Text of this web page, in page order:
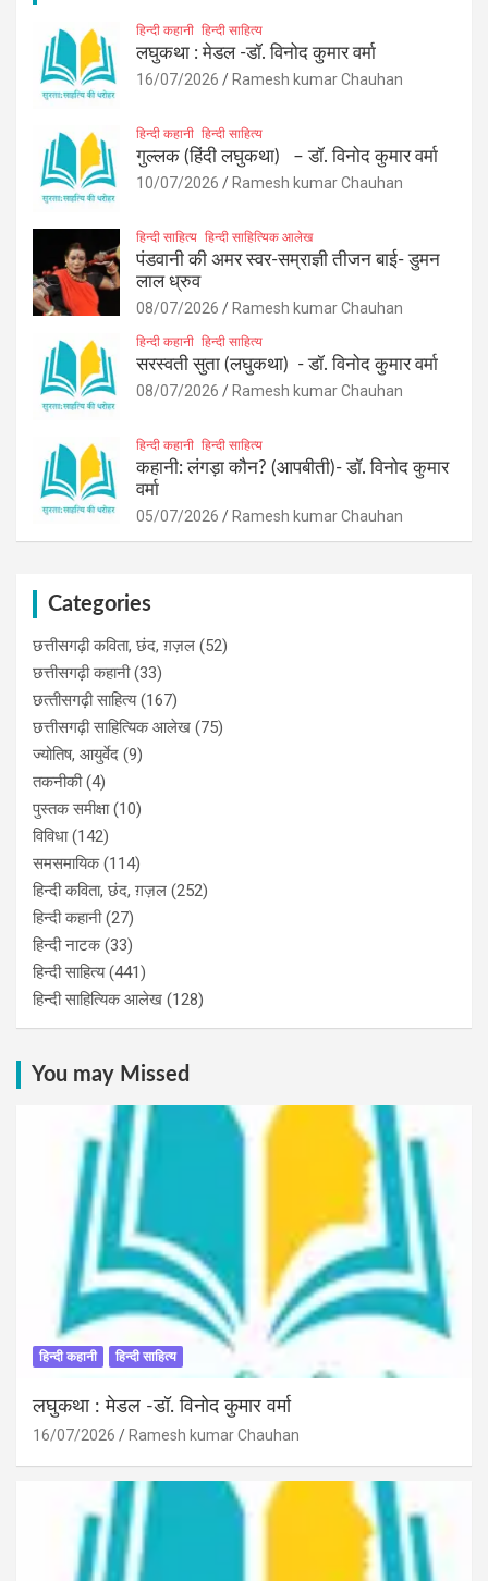
हिन्दी कहानी हिन्दी साहित्य
लघुकथा : मेडल -डॉ. विनोद कुमार वर्मा
16/07/2026 Ramesh kumar Chauhan
हिन्दी कहानी हिन्दी साहित्य
गुल्लक (हिंदी लघुकथा) – डॉ. विनोद कुमार वर्मा
10/07/2026 Ramesh kumar Chauhan
हिन्दी साहित्य हिन्दी साहित्यिक आलेख
पंडवानी की अमर स्वर-सम्राज्ञी तीजन बाई- डुमन
लाल ध्रुव
08/07/2026 Ramesh kumar Chauhan
हिन्दी कहानी हिन्दी साहित्य
सरस्वती सुता (लघुकथा) ​- डॉ. विनोद कुमार वर्मा
08/07/2026 Ramesh kumar Chauhan
हिन्दी कहानी हिन्दी साहित्य
कहानी: लंगड़ा कौन? (आपबीती)​- डॉ. विनोद कुमार
वर्मा
05/07/2026 Ramesh kumar Chauhan
Categories
छत्तीसगढ़ी कविता, छंद, ग़ज़ल (52)
छत्तीसगढ़ी कहानी(33)
छत्‍तीसगढ़ी साहित्‍य(167)
छत्तीसगढ़ी साहित्यिक आलेख (75)
ज्योतिष, आयुर्वेद (9)
तकनीकी(4)
पुस्‍तक समीक्षा(10)
विविधा(142)
समसमायिक(114)
हिन्दी कविता, छंद, ग़ज़ल (252)
हिन्दी कहानी(27)
हिन्‍दी नाटक(33)
हिन्दी साहित्य(441)
हिन्दी साहित्यिक आलेख (128)
You may Missed
हिन्दी कहानी हिन्दी साहित्य
लघुकथा : मेडल -डॉ. विनोद कुमार वर्मा
16/07/2026 Ramesh kumar Chauhan